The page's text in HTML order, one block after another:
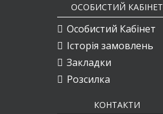
ОСОБИСТИЙ КАБІНЕТ
Особистий Кабінет
Історія замовлень
Закладки
Розсилка
КОНТАКТИ